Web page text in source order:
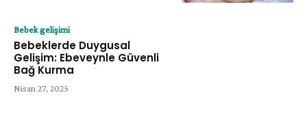
Bebek gelişimi
Bebeklerde Duygusal
Gelişim: Ebeveynle Güvenli
Bağ Kurma
Nisan 27, 2025